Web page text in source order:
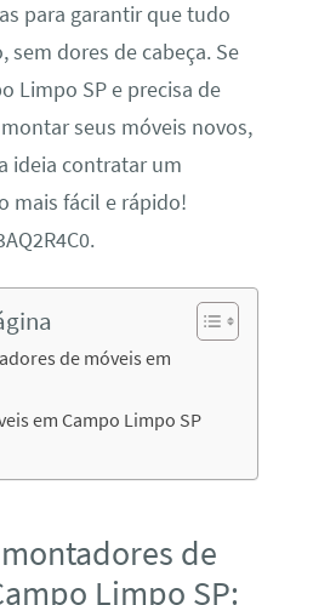
para garantir que tudo
sem dores de cabeça. Se
Limpo SP e precisa de
seus móveis novos,
ideia contratar um
mais fácil e rápido!
de móveis em
em Campo Limpo SP
de
Limpo SP: